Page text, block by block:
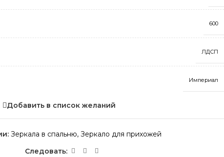
600
ЛДСП
Империал
Добавить в список желаний
Зеркала в спальню, Зеркало для прихожей
Следовать: